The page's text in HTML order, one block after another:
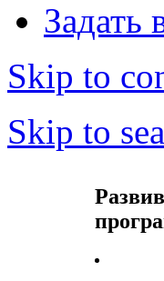
Задать
Skip to
Skip to